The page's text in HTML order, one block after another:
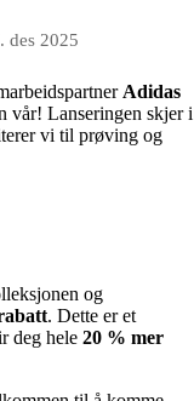
des 2025
Adidas
vår! Lanseringen skjer i
vi til prøving og
og
. Dette er et
deg hele 20 % mer